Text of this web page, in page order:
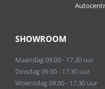
SHOWROOM
Maandag 09.00 - 17.30 uur
Dinsdag 09.00 - 17.30 uur
Woensdag 09.00 - 17.30 uur